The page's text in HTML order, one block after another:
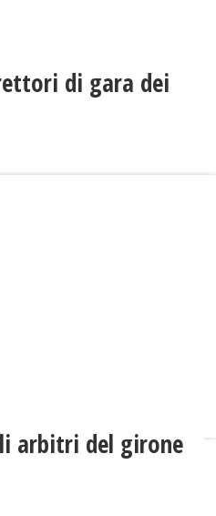
di gara dei
arbitri del girone